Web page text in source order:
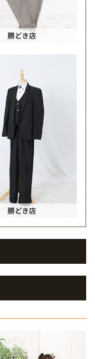
勝どき店
勝どき店